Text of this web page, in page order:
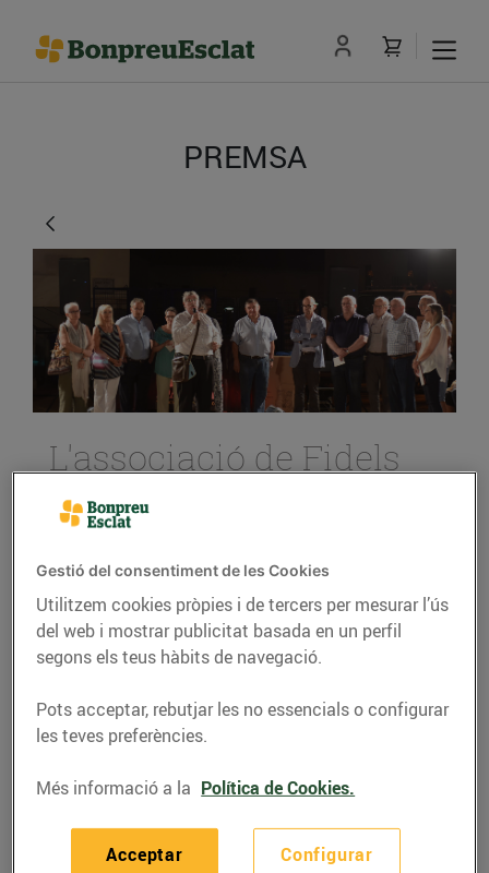
PREMSA
L'associació de Fidels
de l'Ajuda i Amics de
Balenyà, guanyadors
dels concurs de
projectes de les entitats
de Balenyà, convocat
per Bon Preu
24/d’agost/2017
la convocatòria delconcurs de projectes de les
entitatshem refermat el nostre compromís amb el
municipi, amb la finalitat d’estimular i enfortir el
Gestió del consentiment de les Cookies
Utilitzem cookies pròpies i de tercers per mesurar l’ús
del web i mostrar publicitat basada en un perfil
segons els teus hàbits de navegació.
Pots acceptar, rebutjar les no essencials o configurar
les teves preferències.
Més informació a la Política de Cookies.
Configurar
Acceptar